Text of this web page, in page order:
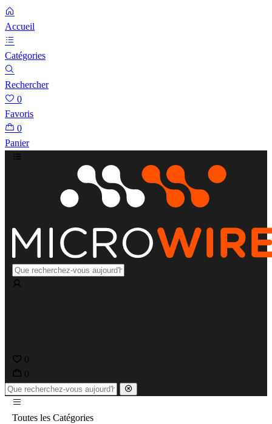
Accueil
Catégories
Rechercher
0
Favoris
0
Panier
0
0
Toutes les Catégories